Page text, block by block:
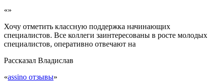
«»
Хочу отметить классную поддержка начинающих
специалистов. Все коллеги заинтересованы в росте молодых
специалистов, оперативно отвечают на
Рассказал Владислав
«assino отзывы»